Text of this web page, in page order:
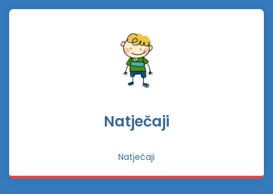
Natječaji
Natječaji